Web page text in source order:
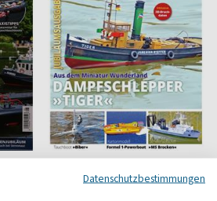
Für den Schiffmodell-Bauer
Datenschutzbestimmungen